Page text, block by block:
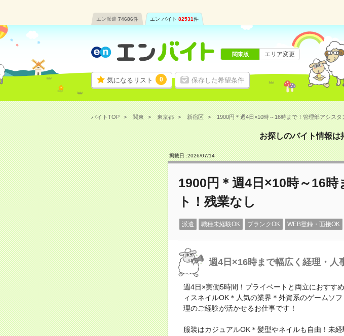
エン派遣 74686件 エン バイト 82531件
気になるリスト 0 保存した希望条件
関東版 エリア変更
バイトTOP 関東 東京都 新宿区 1900円＊週4日×10時～16時まで！管理部アシス
お探しのバイト情報は
掲載日 :2026/07/14
1900円＊週4日×10時～16
ト！残業なし
派遣 職種未経験OK ブランクOK WEB登録・面接OK
週4日×16時まで幅広く経理・人
週4日×実働5時間！プライベートと両立におすす
ィスネイルOK＊人気の業界＊外資系のゲームソ
理のご経験が活かせるお仕事です！
服装はカジュアルOK＊髪型やネイルも自由！未